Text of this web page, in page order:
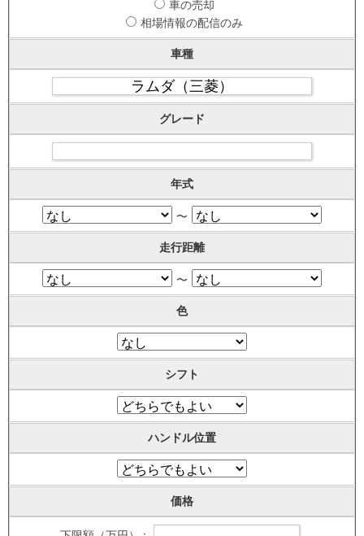
車の売却
相場情報の配信のみ
車種
グレード
年式
〜
走行距離
〜
色
シフト
ハンドル位置
価格